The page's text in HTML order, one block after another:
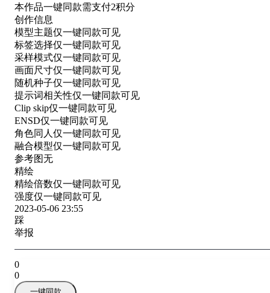
本作品一键同款需支付2积分
创作信息
模型主题仅一键同款可见
标签选择仅一键同款可见
采样模式仅一键同款可见
画面尺寸仅一键同款可见
随机种子仅一键同款可见
提示词相关性仅一键同款可见
Clip skip仅一键同款可见
ENSD仅一键同款可见
角色同人 仅一键同款可见
融合模型仅一键同款可见
参考图无
精绘
精绘倍数仅一键同款可见
强度仅一键同款可见
2023-05-06 23:55
踩
举报
0
0